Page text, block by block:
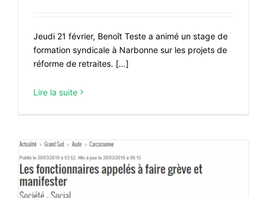
Jeudi 21 février, Benoît Teste a animé un stage de
formation syndicale à Narbonne sur les projets de
réforme de retraites. […]
Lire la suite